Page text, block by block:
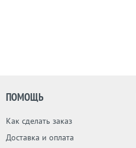
ПОМОЩЬ
Как сделать заказ
Доставка и оплата